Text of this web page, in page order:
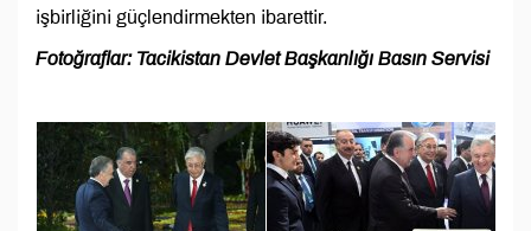
işbirliğini güçlendirmekten ibarettir.
Fotoğraflar: Tacikistan Devlet Başkanlığı Basın Servisi